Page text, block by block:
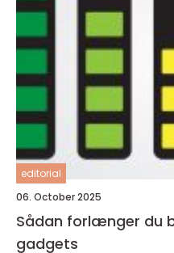
editorial
06. October 2025
Sådan forlænger du
gadgets